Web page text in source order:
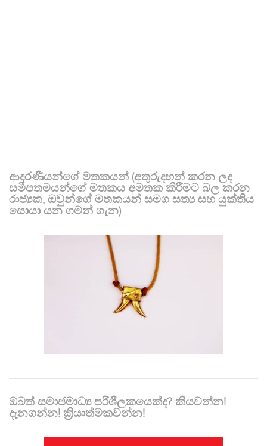
ආදරණීයන්ගේ මතකයන් (අතුරුදහන් කරන ලද
සමීපතමයන්ගේ මතකය අමතක කිරීමට බල කරන
රාජ්‍යක, ඔවුන්ගේ මතකයන් සමග සත්‍ය සහ යුක්තිය
සොයා යන ගමන් ගැන)
ඔබත් සමාජමාධ්‍ය පරිශීලකයෙක්ද? කියවන්න!
දැනගන්න! ක්‍රියාත්මකවන්න!